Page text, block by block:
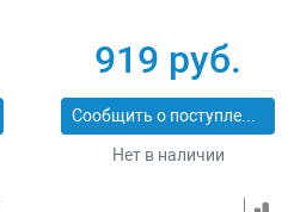
919 руб.
Сообщить о поступлении
Нет в наличии